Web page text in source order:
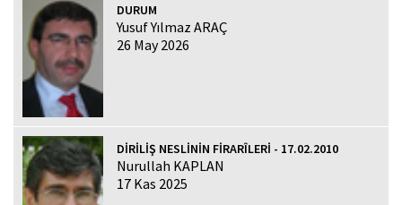
DURUM
Yusuf Yılmaz ARAÇ
26 May 2026
DİRİLİŞ NESLİNİN FİRARÎLERİ - 17.02.2010
Nurullah KAPLAN
17 Kas 2025